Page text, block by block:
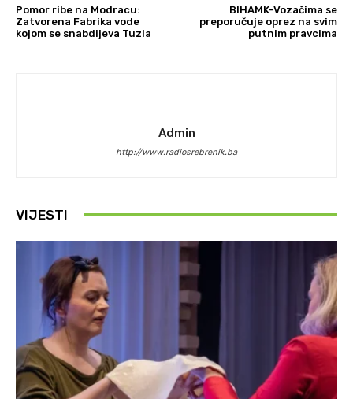
Pomor ribe na Modracu:
Zatvorena Fabrika vode
kojom se snabdijeva Tuzla
BIHAMK-Vozačima se
preporučuje oprez na svim
putnim pravcima
Admin
http://www.radiosrebrenik.ba
VIJESTI